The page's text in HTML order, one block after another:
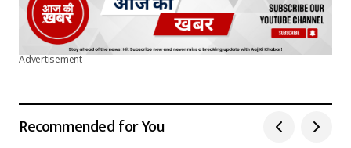
Advertisement
Recommended for You